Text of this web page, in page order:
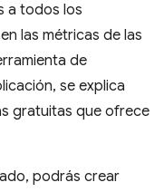
a todos los
las métricas de las
de
se explica
gratuitas que ofrece
podrás crear